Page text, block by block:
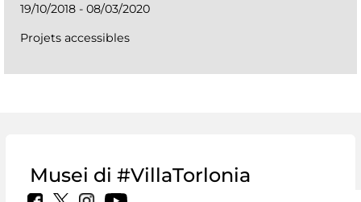
19/10/2018 - 08/03/2020
Projets accessibles
Musei di #VillaTorlonia